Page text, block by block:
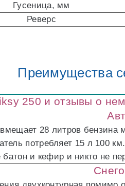
Гусеница, мм
Реверс
Преимущества
250 и отзывы о
28 литров бензина
потребляет 15 л 100
батон и кефир и никто не